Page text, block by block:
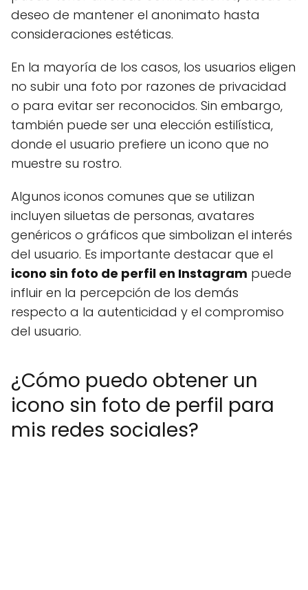
deseo de mantener el anonimato hasta
consideraciones estéticas.
En la mayoría de los casos, los usuarios eligen
no subir una foto por razones de privacidad
o para evitar ser reconocidos. Sin embargo,
también puede ser una elección estilística,
donde el usuario prefiere un icono que no
muestre su rostro.
Algunos iconos comunes que se utilizan
incluyen siluetas de personas, avatares
genéricos o gráficos que simbolizan el interés
del usuario. Es importante destacar que el
icono sin foto de perfil en Instagram puede
influir en la percepción de los demás
respecto a la autenticidad y el compromiso
del usuario.
¿Cómo puedo obtener un
icono sin foto de perfil para
mis redes sociales?